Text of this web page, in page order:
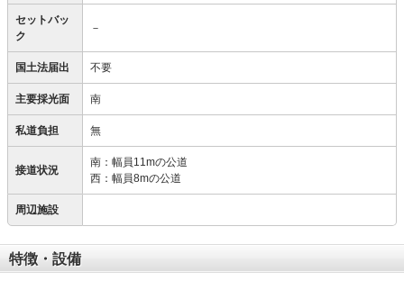
セットバッ
ク
－
国土法届出 不要
主要採光面 南
私道負担 無
接道状況
南：幅員11mの公道
西：幅員8mの公道
周辺施設
特徴・設備